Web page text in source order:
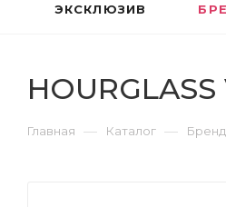
ЭКСКЛЮЗИВ
Главная — Каталог —